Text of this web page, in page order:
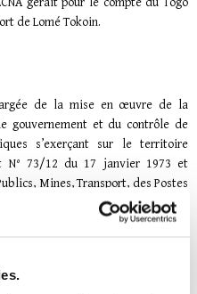
de Lomé Tokoin.
de la mise en œuvre de la
gouvernement et du contrôle de
s’exerçant sur le territoire
N° 73/12 du 17 janvier 1973 et
Mines, Transport, des Postes
les prérogatives que conférait
commerciale de l’aéroport de Lomé